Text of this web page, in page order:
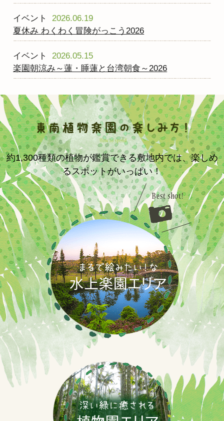
イベント
2026.06.19
夏休み わくわく冒険がっこう2026
イベント
2026.05.15
楽園朝涼み～蓮・睡蓮と台湾朝食～2026
約1,300種類の植物が鑑賞できる敷地内では、楽しめ
るスポットがいっぱい！